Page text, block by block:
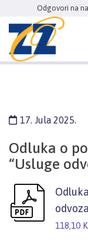
Odgovori na
17. Jula 2025.
Odluka o
“Usluge
118,10